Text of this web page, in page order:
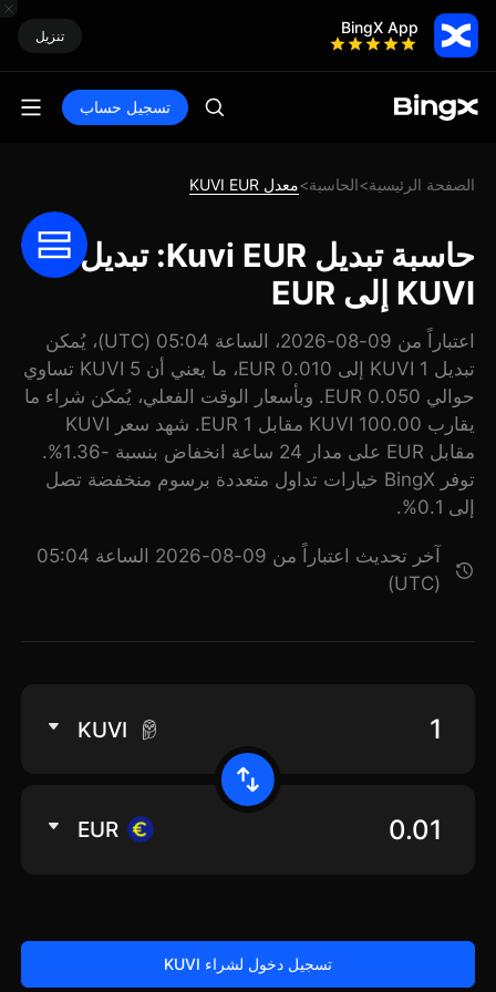
BingX App تنزيل
تسجيل حساب
الصفحة الرئيسية>الحاسبة>معدل KUVI EUR
حاسبة تبديل Kuvi EUR: تبديل
KUVI إلى EUR
اعتباراً من 09-08-2026، الساعة 05:04 (UTC)، يُمكن
تبديل 1 KUVI إلى 0.010 EUR، ما يعني أن 5 KUVI تساوي
حوالي 0.050 EUR. وبأسعار الوقت الفعلي، يُمكن شراء ما
يقارب 100.00 KUVI مقابل 1 EUR. شهد سعر KUVI
مقابل EUR على مدار 24 ساعة انخفاض بنسبة -1.36%.
توفر BingX خيارات تداول متعددة برسوم منخفضة تصل
إلى 0.1%.
آخر تحديث اعتباراً من 09-08-2026 الساعة 05:04
(UTC)
KUVI
EUR
تسجيل دخول لشراء KUVI